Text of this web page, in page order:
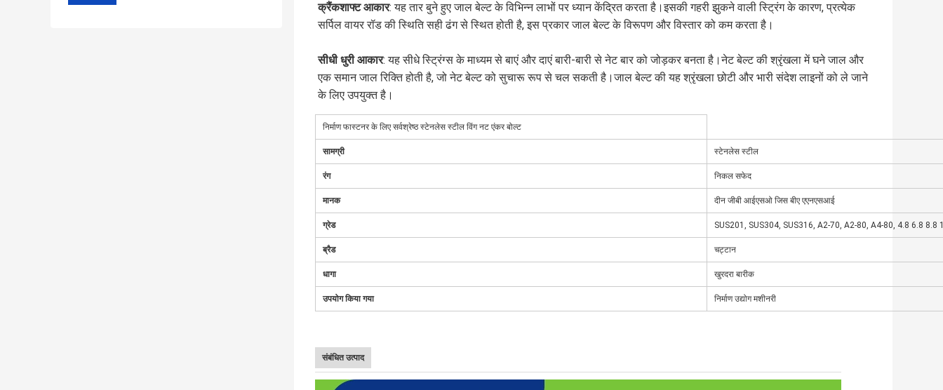
क्रैंकशाफ्ट आकार: यह तार बुने हुए जाल बेल्ट के विभिन्न लाभों पर ध्यान केंद्रित करता है।इसकी गहरी झुकने वाली स्ट्रिंग के कारण, प्रत्येक
सर्पिल वायर रॉड की स्थिति सही ढंग से स्थित होती है, इस प्रकार जाल बेल्ट के विरूपण और विस्तार को कम करता है।
सीधी धुरी आकार: यह सीधे स्ट्रिंग्स के माध्यम से बाएं और दाएं बारी-बारी से नेट बार को जोड़कर बनता है।नेट बेल्ट की श्रृंखला में घने जाल और
एक समान जाल रिक्ति होती है, जो नेट बेल्ट को सुचारू रूप से चल सकती है।जाल बेल्ट की यह श्रृंखला छोटी और भारी संदेश लाइनों को ले जाने
के लिए उपयुक्त है।
निर्माण फास्टनर के लिए सर्वश्रेष्ठ स्टेनलेस स्टील विंग नट एंकर बोल्ट
सामग्री स्टेनलेस स्टील
रंग निकल सफेद
मानक दीन जीबी आईएसओ जिस बीए एएनएसआई
ग्रेड SUS201, SUS304, SUS316, A2-70, A2-80, A4-80, 4.8 6.8 8.8
ब्रैड चट्टान
धागा खुरदरा बारीक
उपयोग किया गया निर्माण उद्योग मशीनरी
संबंधित उत्पाद